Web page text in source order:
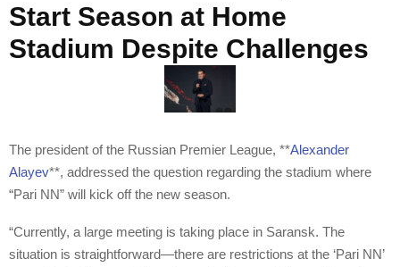
Start Season at Home
Stadium Despite Challenges
The president of the Russian Premier League, **Alexander
Alayev**, addressed the question regarding the stadium where
“Pari NN” will kick off the new season.
“Currently, a large meeting is taking place in Saransk. The
situation is straightforward—there are restrictions at the ‘Pari NN’